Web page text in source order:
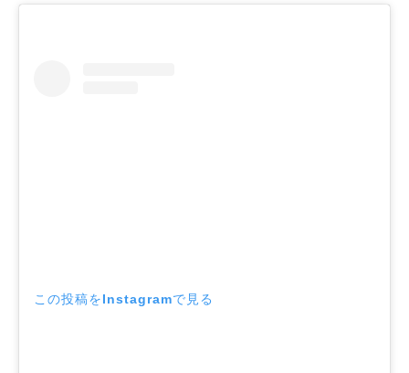
この投稿をInstagramで見る